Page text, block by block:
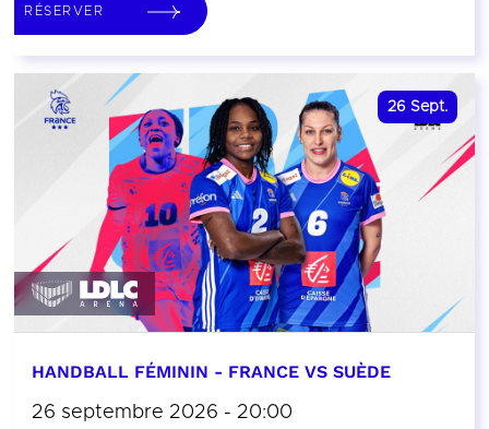
RÉSERVER
26 Sept.
HANDBALL FÉMININ - FRANCE VS SUÈDE
26 septembre 2026 - 20:00